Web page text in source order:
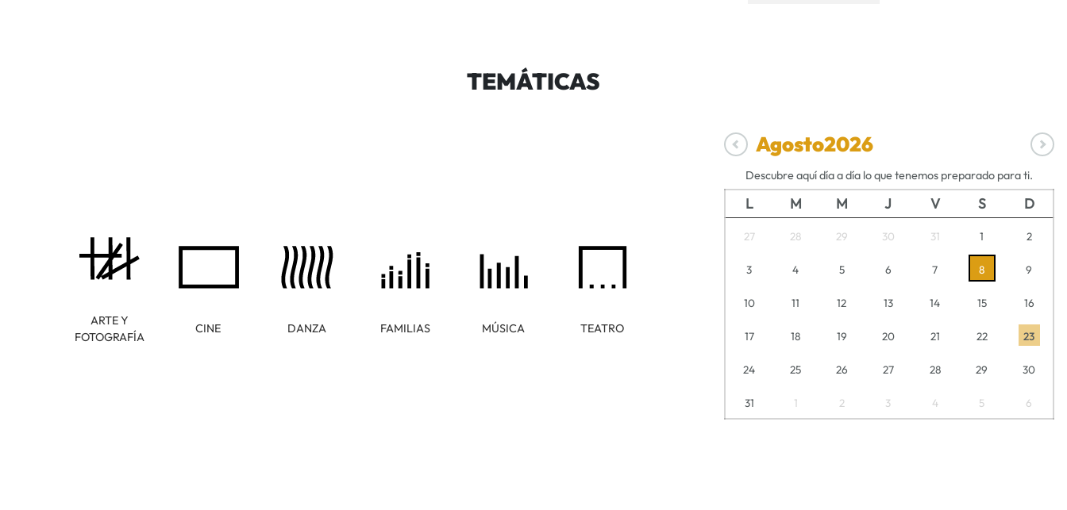
TEMÁTICAS
ARTE Y
FOTOGRAFÍA
CINE DANZA FAMILIAS MÚSICA TEATRO
Agosto2026
Descubre aquí día a día lo que tenemos preparado para ti.
L M M J V S D
27 28 29 30 31 1 2
3 4 5 6 7 8 9
10 11 12 13 14 15 16
17 18 19 20 21 22 23
24 25 26 27 28 29 30
31 1 2 3 4 5 6